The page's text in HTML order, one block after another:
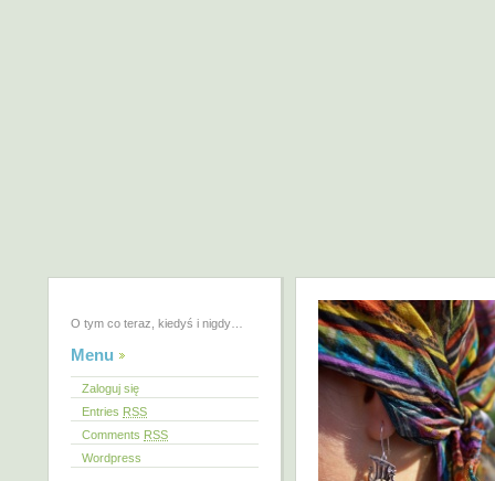
O tym co teraz, kiedyś i nigdy…
Menu
Zaloguj się
Entries RSS
Comments RSS
Wordpress